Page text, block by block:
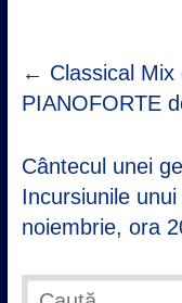
← Classical
PIANOFORTE
Cântecul unei
Incursiunile
noiembrie, ora